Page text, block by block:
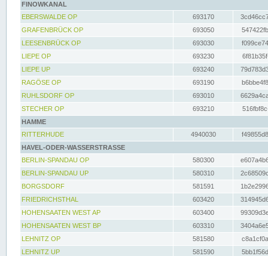
FINOWKANAL
EBERSWALDE OP
693170
GRAFENBRÜCK OP
693050
LEESENBRÜCK OP
693030
LIEPE OP
693230
LIEPE UP
693240
RAGÖSE OP
693190
RUHLSDORF OP
693010
STECHER OP
693210
HAMME
RITTERHUDE
4940030
HAVEL-ODER-WASSERSTRASSE
BERLIN-SPANDAU OP
580300
BERLIN-SPANDAU UP
580310
BORGSDORF
581591
FRIEDRICHSTHAL
603420
HOHENSAATEN WEST AP
603400
HOHENSAATEN WEST BP
603310
LEHNITZ OP
581580
LEHNITZ UP
581590